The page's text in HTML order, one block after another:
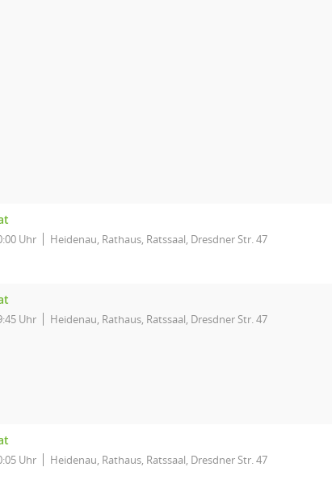
Uhr Heidenau, Rathaus, Ratssaal, Dresdner Str. 47
Uhr Heidenau, Rathaus, Ratssaal, Dresdner Str. 47
Uhr Heidenau, Rathaus, Ratssaal, Dresdner Str. 47